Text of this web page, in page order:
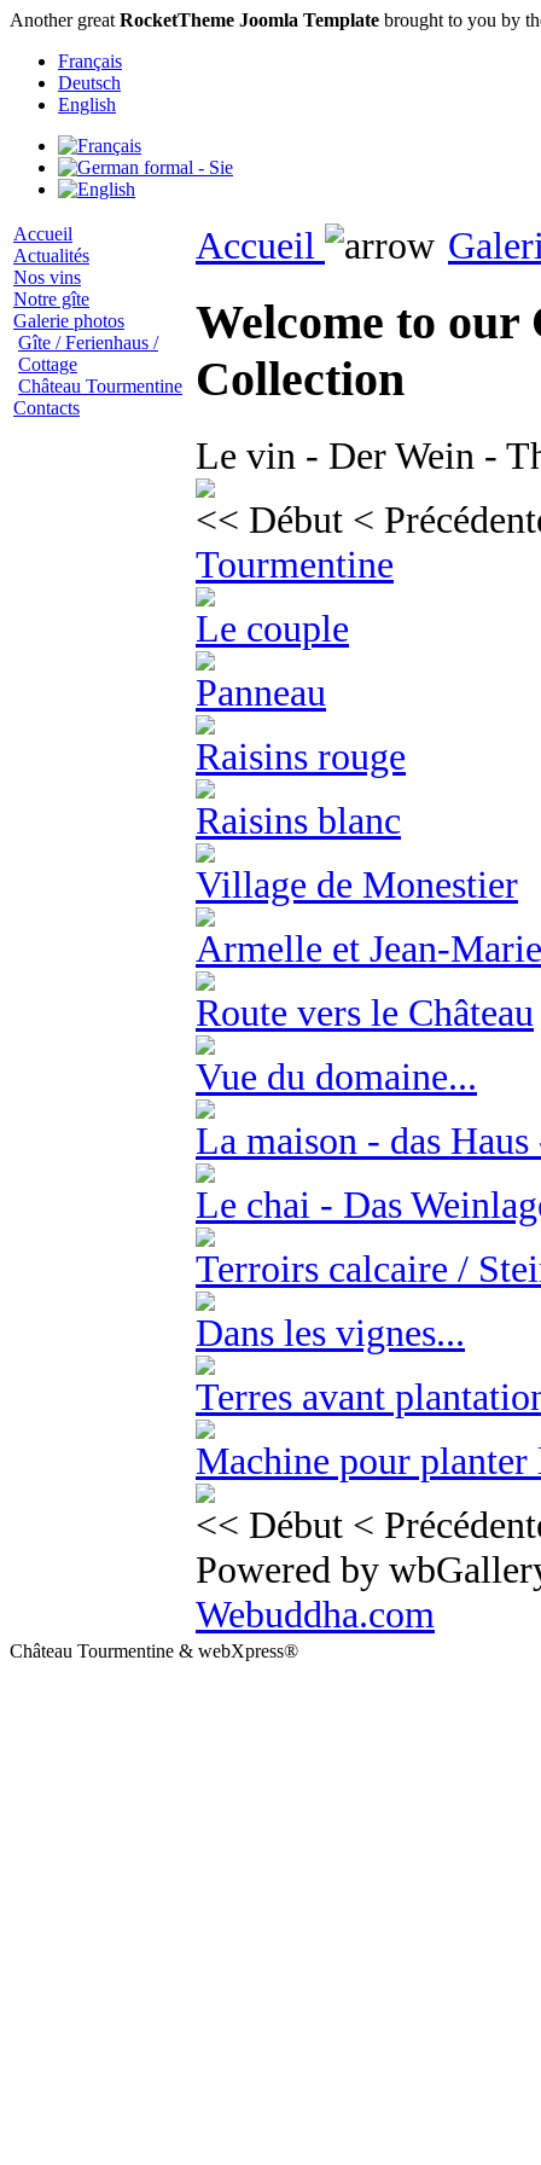
Another great RocketTheme Joomla Template brought to you by
Français
Deutsch
English
Accueil
Actualités
Nos vins
Notre gîte
Galerie photos
Gîte / Ferienhaus /
Cottage
Château Tourmentine
Contacts
Accueil
Welcome to our
Collection
Le vin - Der Wein -
<< Début <
Tourmentine
Le couple
Panneau
Raisins rouge
Raisins blanc
Village de Monestier
Armelle et Jean-
Route vers le Château
Vue du domaine...
La maison - das Haus
Le chai - Das
Terroirs calcaire /
Dans les vignes...
Terres avant
Machine pour planter
<< Début <
Powered by
Webuddha.com
Château Tourmentine & webXpress®